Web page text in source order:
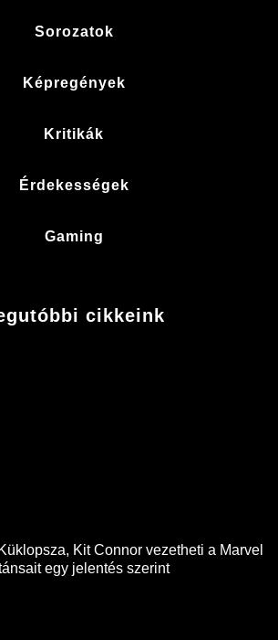
Sorozatok
Képregények
Kritikák
Érdekességek
Gaming
cikkeink
Kit Connor vezetheti a Marvel
egy jelentés szerint